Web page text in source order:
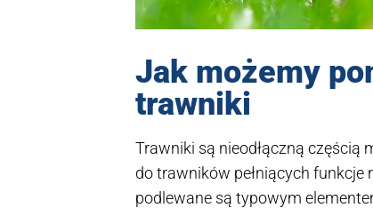
Jak możemy
trawniki
Trawniki są nieodłączną częścią
do trawników pełniących funkcje
podlewane są typowym